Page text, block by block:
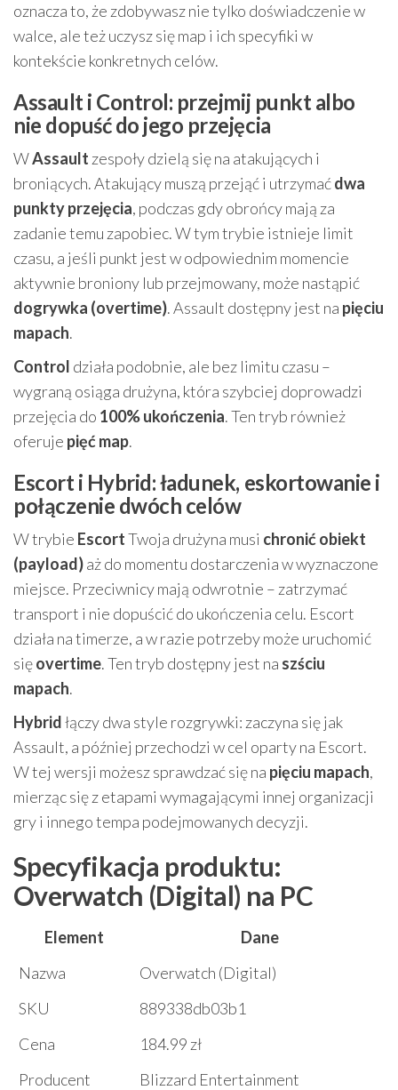
oznacza to, że zdobywasz nie tylko doświadczenie w
walce, ale też uczysz się map i ich specyfiki w
kontekście konkretnych celów.
Assault i Control: przejmij punkt albo
nie dopuść do jego przejęcia
WAssault zespoły dzielą się na atakujących i
broniących. Atakujący muszą przejąć i utrzymaćdwa
punkty przejęcia, podczas gdy obrońcy mają za
zadanie temu zapobiec. W tym trybie istnieje limit
czasu, a jeśli punkt jest w odpowiednim momencie
aktywnie broniony lub przejmowany, może nastąpić
dogrywka (overtime). Assault dostępny jest na pięciu
mapach.
Control działa podobnie, ale bez limitu czasu –
wygraną osiąga drużyna, która szybciej doprowadzi
przejęcia do 100% ukończenia. Ten tryb również
oferuje pięć map.
Escort i Hybrid: ładunek, eskortowanie i
połączenie dwóch celów
W trybie EscortTwoja drużyna musi chronić obiekt
(payload)aż do momentu dostarczenia w wyznaczone
miejsce. Przeciwnicy mają odwrotnie – zatrzymać
transport i nie dopuścić do ukończenia celu. Escort
działa na timerze, a w razie potrzeby może uruchomić
sięovertime. Ten tryb dostępny jest na szściu
mapach.
Hybridłączy dwa style rozgrywki: zaczyna się jak
Assault, a później przechodzi w cel oparty na Escort.
W tej wersji możesz sprawdzać się na pięciu mapach,
mierząc się z etapami wymagającymi innej organizacji
gry i innego tempa podejmowanych decyzji.
Specyfikacja produktu:
Overwatch (Digital) na PC
Element
Dane
Nazwa
Overwatch (Digital)
SKU
889338db03b1
Cena
184.99 zł
Producent
Blizzard Entertainment